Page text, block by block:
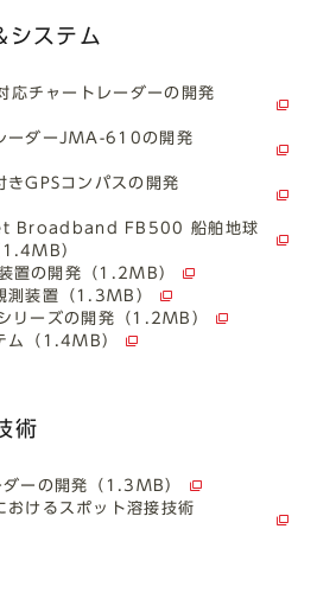
システム
チャートレーダーの開発
ーダーJMA-610の開発
きGPSコンパスの開発
Broadband FB500 船舶地球
）
の開発（1.2MB）
測装置（1.3MB）
リーズの開発（1.2MB）
ム（1.4MB）
術
ーの開発（1.3MB）
おけるスポット溶接技術